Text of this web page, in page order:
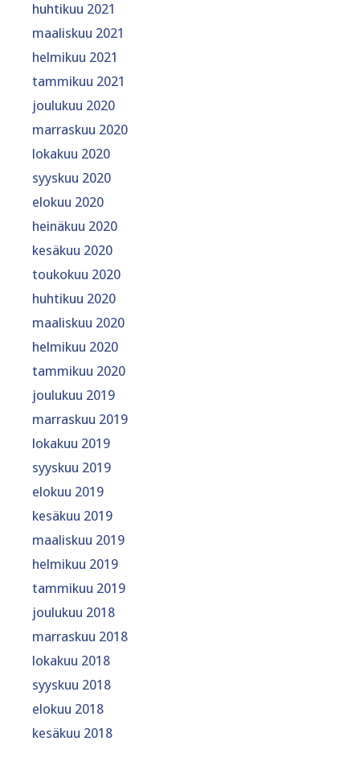
huhtikuu 2021
maaliskuu 2021
helmikuu 2021
tammikuu 2021
joulukuu 2020
marraskuu 2020
lokakuu 2020
syyskuu 2020
elokuu 2020
heinäkuu 2020
kesäkuu 2020
toukokuu 2020
huhtikuu 2020
maaliskuu 2020
helmikuu 2020
tammikuu 2020
joulukuu 2019
marraskuu 2019
lokakuu 2019
syyskuu 2019
elokuu 2019
kesäkuu 2019
maaliskuu 2019
helmikuu 2019
tammikuu 2019
joulukuu 2018
marraskuu 2018
lokakuu 2018
syyskuu 2018
elokuu 2018
kesäkuu 2018